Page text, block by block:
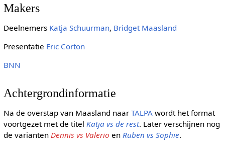
Makers
Deelnemers Katja Schuurman, Bridget Maasland
Presentatie Eric Corton
BNN
Achtergrondinformatie
Na de overstap van Maasland naar TALPA wordt het format
voortgezet met de titel Katja vs de rest. Later verschijnen nog
de varianten Dennis vs Valerio en Ruben vs Sophie.